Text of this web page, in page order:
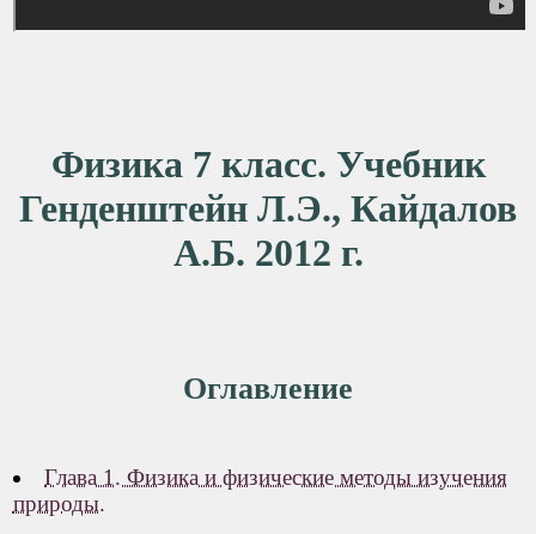
Физика 7 класс. Учебник
Генденштейн Л.Э., Кайдалов
А.Б. 2012 г.
Оглавление
Глава 1. Физика и физические методы изучения
природы.